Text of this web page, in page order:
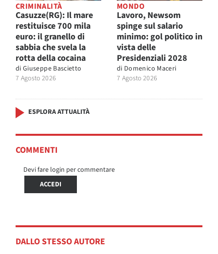
CRIMINALITÀ
Casuzze(RG): Il mare
restituisce 700 mila
euro: il granello di
sabbia che svela la
rotta della cocaina
di Giuseppe Bascietto
7 Agosto 2026
MONDO
Lavoro, Newsom
spinge sul salario
minimo: gol politico in
vista delle
Presidenziali 2028
di Domenico Maceri
7 Agosto 2026
ESPLORA ATTUALITÀ
COMMENTI
Devi fare login per commentare
ACCEDI
DALLO STESSO AUTORE